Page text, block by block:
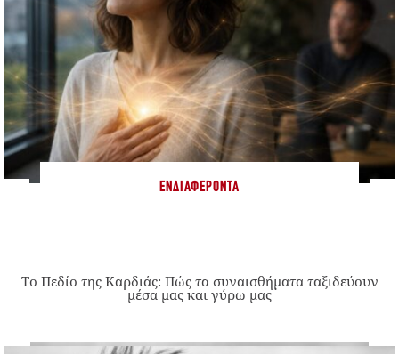
ΕΝΔΙΑΦΈΡΟΝΤΑ
Το Πεδίο της Καρδιάς: Πώς τα συναισθήματα ταξιδεύουν
μέσα μας και γύρω μας